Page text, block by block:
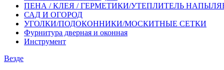
ПЕНА / КЛЕЯ / ГЕРМЕТИКИ/УТЕПЛИТЕЛЬ
САД И ОГОРОД
УГОЛКИ/ПОДОКОННИКИ/МОСКИТНЫЕ СЕТКИ
Фурнитура дверная и оконная
Инструмент
Везде